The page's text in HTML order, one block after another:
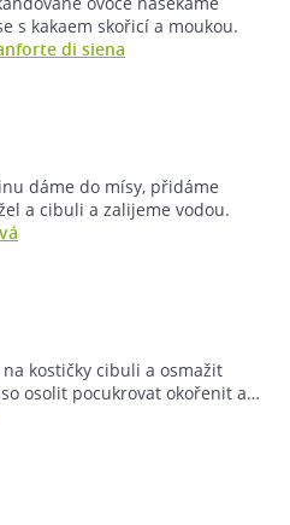
s kakaem skořicí a moukou.
di siena
dáme do mísy, přidáme
a cibuli a zalijeme vodou.
kostičky cibuli a osmažit
osolit pocukrovat okořenit a…